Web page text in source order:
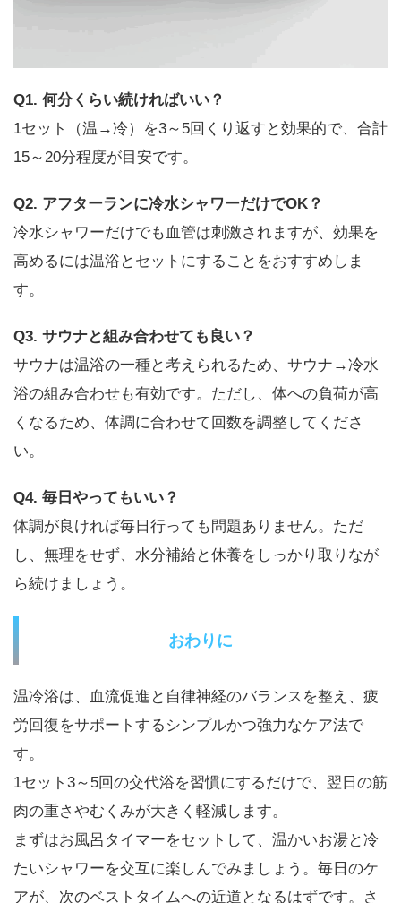
Q1. 何分くらい続ければいい？
1セット（温→冷）を3～5回くり返すと効果的で、合計
15～20分程度が目安です。
Q2. アフターランに冷水シャワーだけでOK？
冷水シャワーだけでも血管は刺激されますが、効果を
高めるには温浴とセットにすることをおすすめしま
す。
Q3. サウナと組み合わせても良い？
サウナは温浴の一種と考えられるため、サウナ→冷水
浴の組み合わせも有効です。ただし、体への負荷が高
くなるため、体調に合わせて回数を調整してくださ
い。
Q4. 毎日やってもいい？
体調が良ければ毎日行っても問題ありません。ただ
し、無理をせず、水分補給と休養をしっかり取りなが
ら続けましょう。
おわりに
温冷浴は、血流促進と自律神経のバランスを整え、疲
労回復をサポートするシンプルかつ強力なケア法で
す。
1セット3～5回の交代浴を習慣にするだけで、翌日の筋
肉の重さやむくみが大きく軽減します。
まずはお風呂タイマーをセットして、温かいお湯と冷
たいシャワーを交互に楽しんでみましょう。毎日のケ
アが、次のベストタイムへの近道となるはずです。さ